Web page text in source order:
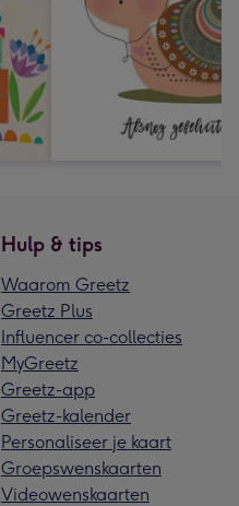
Hulp & tips
Waarom Greetz
Greetz Plus
Influencer co-collecties
MyGreetz
Greetz-app
Greetz-kalender
Personaliseer je kaart
Groepswenskaarten
Videowenskaarten